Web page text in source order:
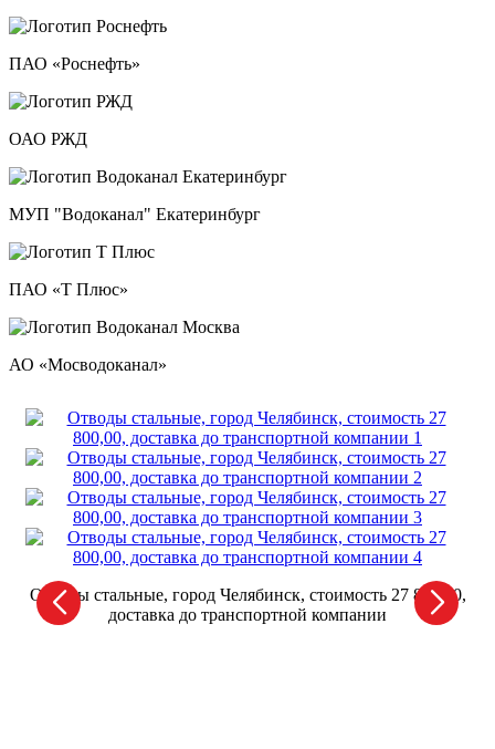
ПАО «Роснефть»
ОАО РЖД
МУП "Водоканал" Екатеринбург
ПАО «Т Плюс»
АО «Мосводоканал»
Отводы стальные, город Челябинск, стоимость 27 800,00,
доставка до транспортной компании